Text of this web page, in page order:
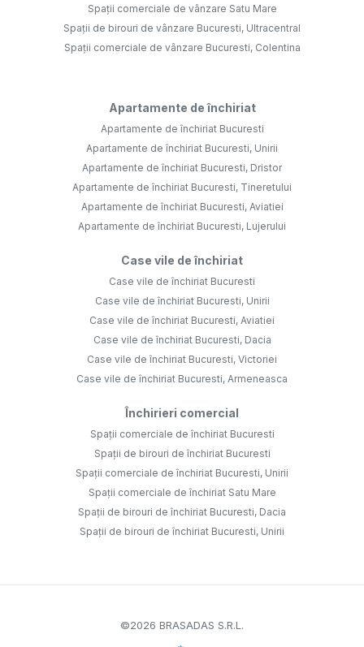
Spații comerciale de vânzare Satu Mare
Spații de birouri de vânzare Bucuresti, Ultracentral
Spații comerciale de vânzare Bucuresti, Colentina
Apartamente de închiriat
Apartamente de închiriat Bucuresti
Apartamente de închiriat Bucuresti, Unirii
Apartamente de închiriat Bucuresti, Dristor
Apartamente de închiriat Bucuresti, Tineretului
Apartamente de închiriat Bucuresti, Aviatiei
Apartamente de închiriat Bucuresti, Lujerului
Case vile de închiriat
Case vile de închiriat Bucuresti
Case vile de închiriat Bucuresti, Unirii
Case vile de închiriat Bucuresti, Aviatiei
Case vile de închiriat Bucuresti, Dacia
Case vile de închiriat Bucuresti, Victoriei
Case vile de închiriat Bucuresti, Armeneasca
Închirieri comercial
Spații comerciale de închiriat Bucuresti
Spații de birouri de închiriat Bucuresti
Spații comerciale de închiriat Bucuresti, Unirii
Spații comerciale de închiriat Satu Mare
Spații de birouri de închiriat Bucuresti, Dacia
Spații de birouri de închiriat Bucuresti, Unirii
©2026 BRASADAS S.R.L.